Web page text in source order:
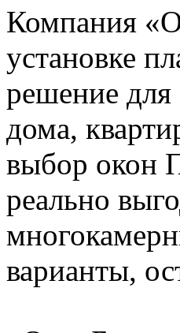
Компания
установке
решение для
дома,
выбор окон
реально
варианты,